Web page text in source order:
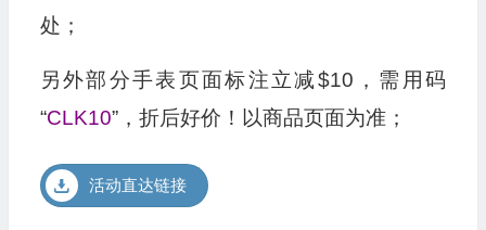
处；
另外部分手表页面标注立减$10，需用码
“CLK10”，折后好价！以商品页面为准；
活动直达链接